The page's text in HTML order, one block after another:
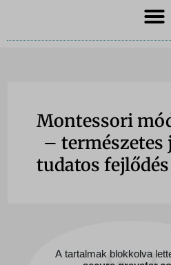
Montessori
– természetes
tudatos